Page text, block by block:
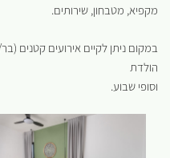
מקפיא, מטבחון, שירותים.
במקום ניתן לקיים אירועים קטנים
הולדת
וסופי שבוע.